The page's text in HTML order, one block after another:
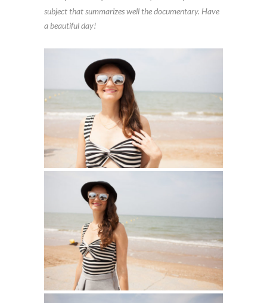
subject that summarizes well the documentary. Have
a beautiful day!